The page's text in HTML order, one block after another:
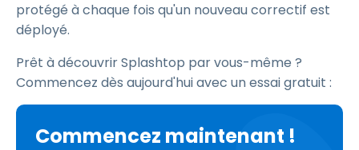
protégé à chaque fois qu'un nouveau correctif est
déployé.
Prêt à découvrir Splashtop par vous-même ?
Commencez dès aujourd'hui avec un essai gratuit :
Commencez maintenant !